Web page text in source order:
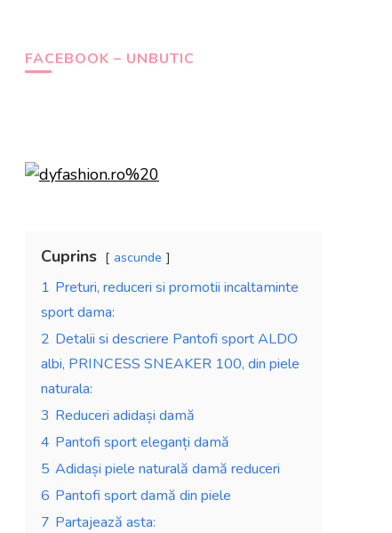
FACEBOOK – UNBUTIC
Cuprins ascunde
1 Preturi, reduceri si promotii incaltaminte
sport dama:
2 Detalii si descriere Pantofi sport ALDO
albi, PRINCESS SNEAKER 100, din piele
naturala:
3 Reduceri adidași damă
4 Pantofi sport eleganți damă
5 Adidași piele naturală damă reduceri
6 Pantofi sport damă din piele
7 Partajează asta: